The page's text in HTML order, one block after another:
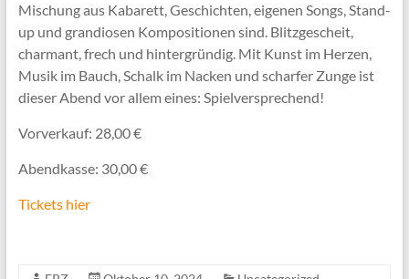
Mischung aus Kabarett, Geschichten, eigenen Songs, Stand-
up und grandiosen Kompositionen sind. Blitzgescheit,
charmant, frech und hintergründig. Mit Kunst im Herzen,
Musik im Bauch, Schalk im Nacken und scharfer Zunge ist
dieser Abend vor allem eines: Spielversprechend!
Vorverkauf: 28,00 €
Abendkasse: 30,00 €
Tickets hier